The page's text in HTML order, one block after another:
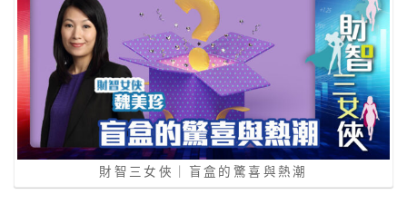
財智三女俠｜盲盒的驚喜與熱潮